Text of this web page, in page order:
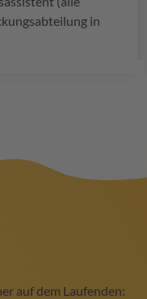
in
auf dem Laufenden: